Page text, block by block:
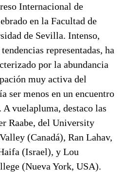
Internacional de
en la Facultad de
de Sevilla. Intenso,
representadas, ha
por la abundancia
muy activa del
ser menos en un encuentro
vuelapluma, destaco las
Raabe, del University
(Canadá), Ran Lahav,
(Israel), y Lou
(Nueva York, USA).